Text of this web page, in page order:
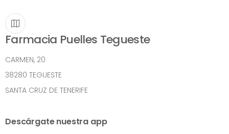
Farmacia Puelles Tegueste
CARMEN, 20
38280 TEGUESTE
SANTA CRUZ DE TENERIFE
Descárgate nuestra app